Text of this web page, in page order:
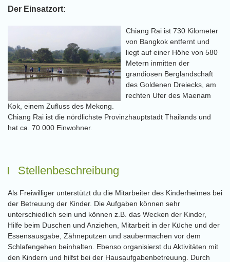
Der Einsatzort:
Chiang Rai ist 730 Kilometer
von Bangkok entfernt und
liegt auf einer Höhe von 580
Metern inmitten der
grandiosen Berglandschaft
des Goldenen Dreiecks, am
rechten Ufer des Maenam
Kok, einem Zufluss des Mekong.
Chiang Rai ist die nördlichste Provinzhauptstadt Thailands und
hat ca. 70.000 Einwohner.
Stellenbeschreibung
Als Freiwilliger unterstützt du die Mitarbeiter des Kinderheimes bei
der Betreuung der Kinder. Die Aufgaben können sehr
unterschiedlich sein und können z.B. das Wecken der Kinder,
Hilfe beim Duschen und Anziehen, Mitarbeit in der Küche und der
Essensausgabe, Zähneputzen und saubermachen vor dem
Schlafengehen beinhalten. Ebenso organisierst du Aktivitäten mit
den Kindern und hilfst bei der Hausaufgabenbetreuung. Durch